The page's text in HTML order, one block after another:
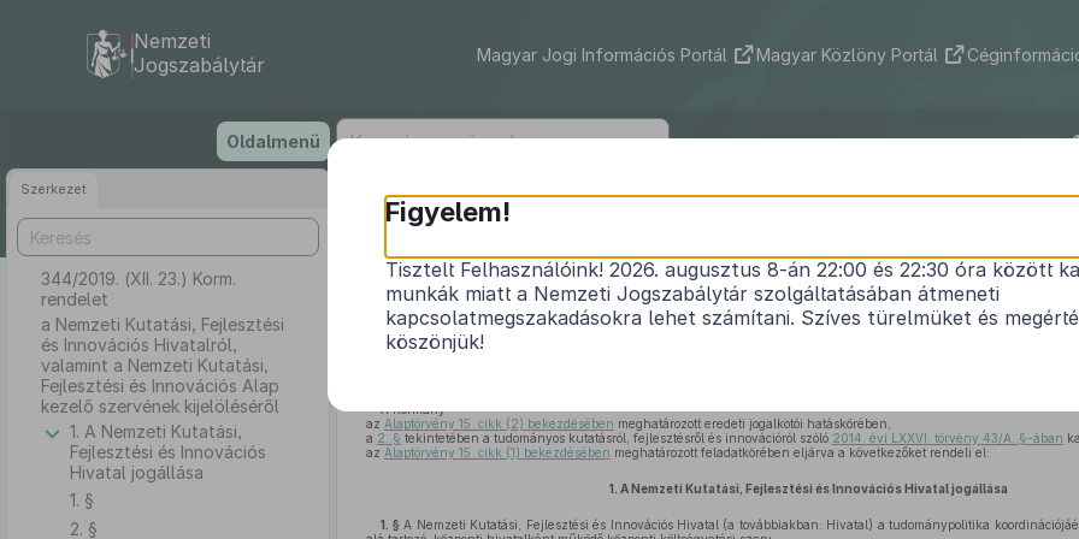
tartalomra
Nemzeti
Jogszabálytár
Magyar Jogi Információs Portál Magyar Közlöny Portál
Oldalmenü
Szerkezet
344/2019. (XII. 23.) Korm.
rendelet
a Nemzeti Kutatási, Fejlesztési
és Innovációs Hivatalról,
valamint a Nemzeti Kutatási,
Fejlesztési és Innovációs Alap
kezelő szervének kijelöléséről
1. A Nemzeti Kutatási,
Fejlesztési és Innovációs
Hivatal jogállása
1. §
2. §
344/2019. (XII. 23.) Korm. rendelet
a Nemzeti Kutatási, Fejlesztési és Innovációs Hivatalról,
Kutatási, Fejlesztési és Innovációs Alap kezelő szervének
A Kormány
az Alaptörvény 15. cikk (2) bekezdésében meghatározott eredeti jogalkotói hatáskörében,
a 2. § tekintetében a tudományos kutatásról, fejlesztésről és innovációról szóló 2014. évi LXXVI. törvény 43/A. §-ában
az Alaptörvény 15. cikk (1) bekezdésében meghatározott feladatkörében eljárva a következőket rendeli el:
1. A Nemzeti Kutatási, Fejlesztési és Innovációs Hivatal jogállása
1. § A Nemzeti Kutatási, Fejlesztési és Innovációs Hivatal (a továbbiakban: Hivatal) a tudománypolitika
Figyelem!
Tisztelt Felhasználóink! 2026. augusztus 8-án 22:00 és 22:30 óra között
munkák miatt a Nemzeti Jogszabálytár szolgáltatásában átmeneti
kapcsolatmegszakadásokra lehet számítani. Szíves türelmüket és
köszönjük!